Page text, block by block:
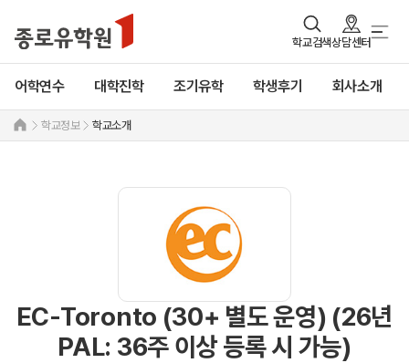
학교검색상담센터
어학연수 대학진학 조기유학 학생후기 회사소개
학교정보 학교소개
EC-Toronto (30+ 별도 운영) (26년
PAL: 36주 이상 등록 시 가능)